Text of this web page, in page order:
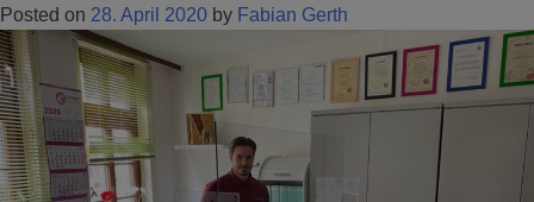
Posted on 28. April 2020 by Fabian Gerth